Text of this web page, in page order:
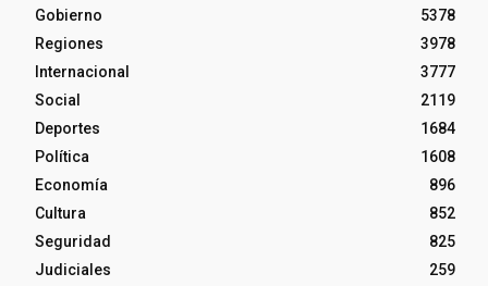
Gobierno
5378
Regiones
3978
Internacional
3777
Social
2119
Deportes
1684
Política
1608
Economía
896
Cultura
852
Seguridad
825
Judiciales
259